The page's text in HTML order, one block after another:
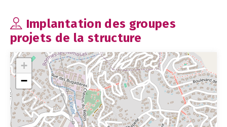
Implantation des groupes
projets de la structure
+
−